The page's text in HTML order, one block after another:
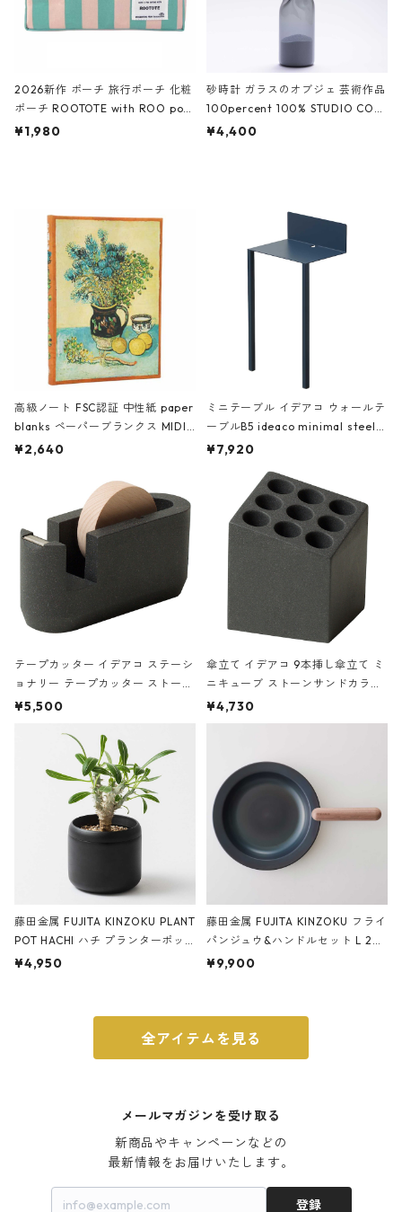
2026新作 ポーチ 旅行ポーチ 化粧
ポーチ ROOTOTE with ROO pou
ch 3532 ルートート WR.ポーチ.ラ
¥1,980
砂時計 ガラスのオブジェ 芸術作品
100percent 100% STUDIO COH
AKU Timeless 100パーセント ス
¥4,400
高級ノート FSC認証 中性紙 paper
blanks ペーパーブランクス MIDI
ハードカバー 罫線 ヴァン・ゴッホ
¥2,640
ミニテーブル イデアコ ウォールテ
ーブルB5 ideaco minimal steel f
urniture WALL Table B5 ネイビー
¥7,920
テープカッター イデアコ ステーシ
ョナリー テープカッター ストーン
サンドカラー 石調 ideaco Station
¥5,500
傘立て イデアコ 9本挿し傘立て ミ
ニキューブ ストーンサンドカラー
石調 ideaco Umbrella Stand CUB
E ストーンサンドブラック
¥4,730
藤田金属 FUJITA KINZOKU PLANT
POT HACHI ハチ プランターポッ
ト 3号 ブラック
¥4,950
藤田金属 FUJITA KINZOKU フライ
パンジュウ&ハンドルセット L 24c
m ガス火・IH対応 鉄フライパン
¥9,900
全アイテムを見る
メールマガジンを受け取る
新商品やキャンペーンなどの
最新情報をお届けいたします。
登録